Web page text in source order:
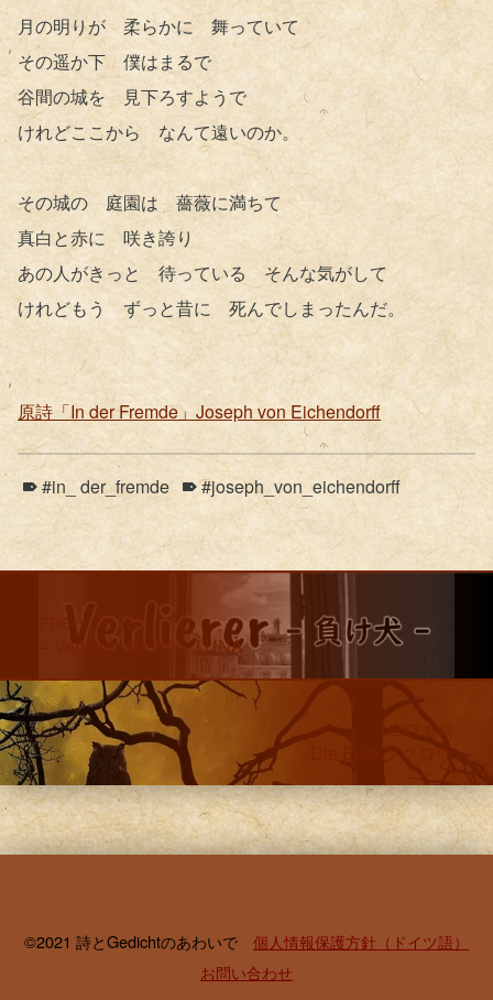
月の明りが 柔らかに 舞っていて
その遥か下 僕はまるで
谷間の城を 見下ろすようで
けれどここから なんて遠いのか。
その城の 庭園は 薔薇に満ちて
真白と赤に 咲き誇り
あの人がきっと 待っている そんな気がして
けれどもう ずっと昔に 死んでしまったんだ。
原詩「In der Fremde」Joseph von Eichendorff
#in_ der_fremde
#joseph_von_eichendorff
Skip back to main navigation
Post navigation
– Verlierer 負け犬 – LUNA
©2021 詩とGedichtのあわいで 個人情報保護方針（ドイツ語）
お問い合わせ